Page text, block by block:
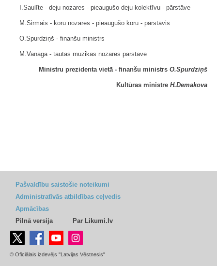
I.Saulīte - deju nozares - pieaugušo deju kolektīvu - pārstāve
M.Sirmais - koru nozares - pieau­gušo koru - pārstāvis
O.Spurdziņš - finanšu ministrs
M.Vanaga - tautas mūzikas nozares pārstāve
Ministru prezidenta vietā - finanšu ministrs O.Spurdziņš
Kultūras ministre H.Demakova
Pašvaldību saistošie noteikumi
Administratīvās atbildības ceļvedis
Apmācības
Pilnā versija
Par Likumi.lv
© Oficiālais izdevējs "Latvijas Vēstnesis"